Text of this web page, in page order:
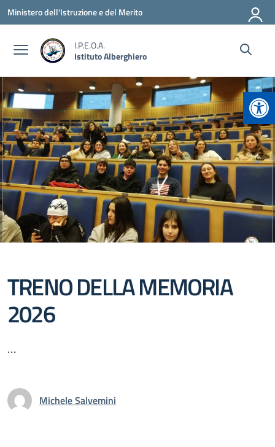
Vai ai contenuti
Vai al menu di navigazione
Vai al footer
Ministero dell'Istruzione e del Merito
I.P.E.O.A.
Istituto Alberghiero
TRENO DELLA MEMORIA
2026
...
Michele Salvemini